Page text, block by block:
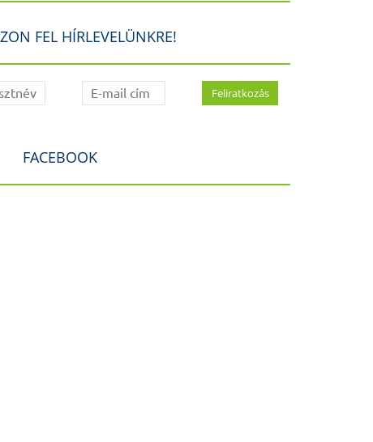
FEL HÍRLEVELÜNKRE!
FACEBOOK